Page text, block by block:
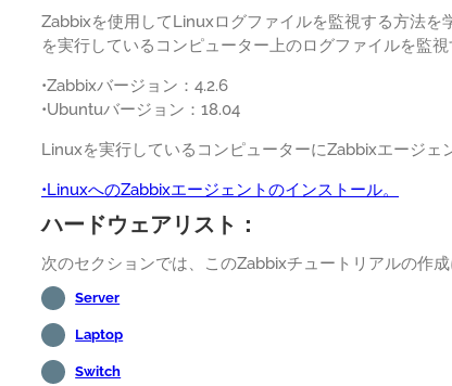
Zabbixを使用してLinuxログファイルを監視する方法
を実行しているコンピューター上のログファイルを監
•Zabbixバージョン：4.2.6
•Ubuntuバージョン：18.04
Linuxを実行しているコンピューターにZabbixエージェ
•LinuxへのZabbixエージェントのインストール。
ハードウェアリスト：
次のセクションでは、このZabbixチュートリアルの作
Server
Laptop
Switch